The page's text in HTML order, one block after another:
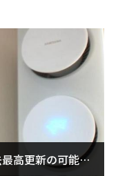
高更新の可能性